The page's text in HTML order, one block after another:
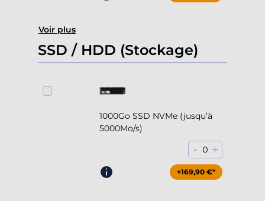
Voir plus
SSD / HDD (Stockage)
1000Go SSD NVMe (jusqu’à
5000Mo/s)
- 0 +
+169,90 €*